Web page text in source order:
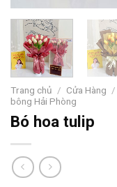
Trang chủ / Cửa Hàng /
bông Hải Phòng
Bó hoa tulip